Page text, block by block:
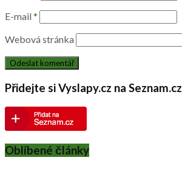
E-mail *
Webová stránka
Přidejte si Vyslapy.cz na Seznam.cz
Oblíbené články